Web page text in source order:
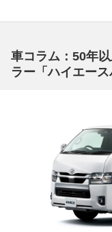
車コラム：50年
ラー「ハイエース